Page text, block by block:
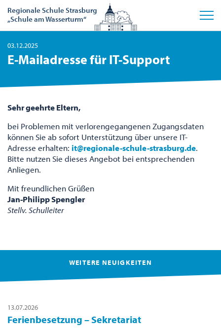
Regionale Schule Strasburg
„Schule am Wasserturm“
03.12.2025
E-Mailadresse für IT-Support
Sehr geehrte Eltern,
bei Problemen mit verlorengegangenen Zugangsdaten
können Sie ab sofort Unterstützung über unsere IT-
Adresse erhalten: it@regionale-schule-strasburg.de.
Bitte nutzen Sie dieses Angebot bei entsprechenden
Anliegen.
Mit freundlichen Grüßen
Jan-Philipp Spengler
Stellv. Schulleiter
WEITERE NEUIGKEITEN
13.07.2026
Ferienbesetzung – Sekretariat